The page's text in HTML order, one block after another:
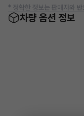
* 정확한 정보는 판매자와
차량 옵션 정보